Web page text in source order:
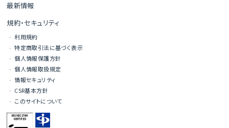
最新情報
規約・セキュリティ
利用規約
特定商取引法に基づく表示
個人情報保護方針
個人情報取扱規定
情報セキュリティ
CSR基本方針
このサイトについて